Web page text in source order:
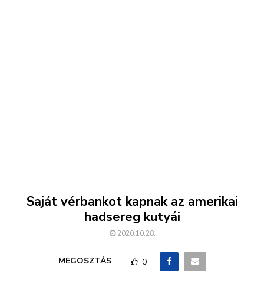
Saját vérbankot kapnak az amerikai
hadsereg kutyái
2020.10.28.
MEGOSZTÁS 0